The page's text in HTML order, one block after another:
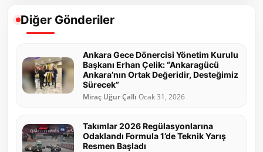
Diğer Gönderiler
Ankara Gece Dönercisi Yönetim Kurulu
Başkanı Erhan Çelik: “Ankaragücü
Ankara’nın Ortak Değeridir, Desteğimiz
Sürecek”
Miraç Uğur Çallı Ocak 31, 2026
Takımlar 2026 Regülasyonlarına
Odaklandı Formula 1’de Teknik Yarış
Resmen Başladı